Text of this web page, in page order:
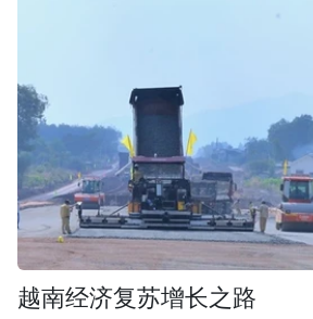
越南经济复苏增长之路